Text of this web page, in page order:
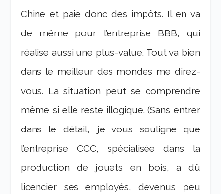
Chine et paie donc des impôts. Il en va
de même pour l’entreprise BBB, qui
réalise aussi une plus-value. Tout va bien
dans le meilleur des mondes me direz-
vous. La situation peut se comprendre
même si elle reste illogique. (Sans entrer
dans le détail, je vous souligne que
l’entreprise CCC, spécialisée dans la
production de jouets en bois, a dû
licencier ses employés, devenus peu